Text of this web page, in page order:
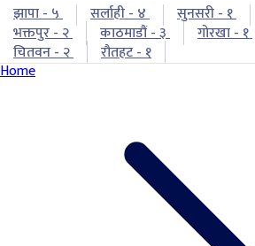
झापा - ५ सर्लाही - ४ सुनसरी - १
भक्तपुर - २
काठमाडौं - ३ गोरखा - १
चितवन - २
रौतहट - १
Home